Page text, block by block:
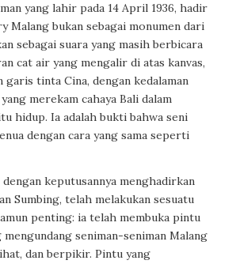
yang lahir pada 14 April 1936, hadir
Malang bukan sebagai monumen dari
sebagai suara yang masih berbicara
cat air yang mengalir di atas kanvas,
garis tinta Cina, dengan kedalaman
merekam cahaya Bali dalam
hidup. Ia adalah bukti bahwa seni
dengan cara yang sama seperti
dengan keputusannya menghadirkan
Sumbing, telah melakukan sesuatu
penting: ia telah membuka pintu
seniman-seniman Malang
dan berpikir. Pintu yang